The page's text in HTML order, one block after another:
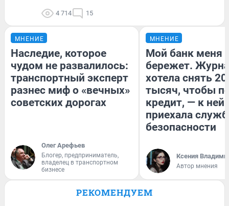
4 714 15
МНЕНИЕ
Наследие, которое
чудом не развалилось:
транспортный эксперт
разнес миф о «вечных»
советских дорогах
Олег Арефьев
Блогер, предприниматель,
владелец в транспортном
бизнесе
МНЕНИЕ
Мой банк меня
бережет.
хотела снять
тысяч, чтобы
кредит, — к
приехала
безопасности
Ксения
Автор мнения
РЕКОМЕНДУЕМ